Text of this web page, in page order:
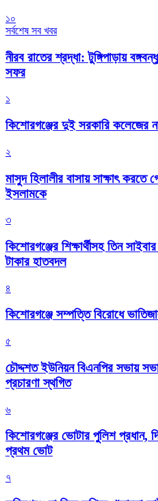
১০
সর্বশেষ সব খবর
নীরব রাতের শ্রদ্ধা: টুঙ্গিপাড়ায়
সফর
১
কিশোরগঞ্জের দুই সরকারি কলেজের
২
মাসুদ হিলালীর বাসায় সাক্ষাৎ
ইসলামকে
৩
কিশোরগঞ্জের শিক্ষার্থীসহ তিন
টাকার হাতবদল
৪
কিশোরগঞ্জে সম্পত্তি বিরোধে
৫
চৌদ্দশত ইউনিয়ন বিএনপির সভায়
প্রচারণা স্থগিত
৬
কিশোরগঞ্জের ভোটার পুলিশ প্রধান,
প্রথম ভোট
৭